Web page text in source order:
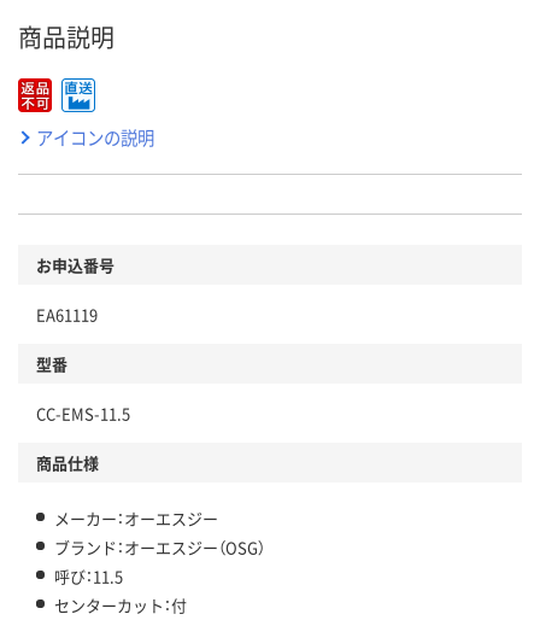
商品説明
アイコンの説明
お申込番号
EA61119
型番
CC-EMS-11.5
商品仕様
メーカー：オーエスジー
ブランド：オーエスジー（OSG）
呼び：11.5
センターカット：付